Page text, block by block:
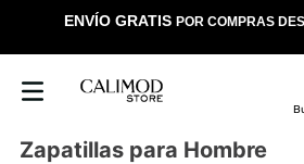
ENVÍO GRATIS POR COMPRAS
Zapatillas para Hombre